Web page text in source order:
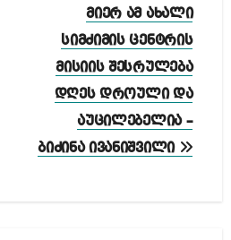
მიერ ამ ახალი
სიმძიმის ცენტრის
მისიის შესრულება
დღეს დროული და
აუცილებელია –
ბიძინა ივანიშვილი